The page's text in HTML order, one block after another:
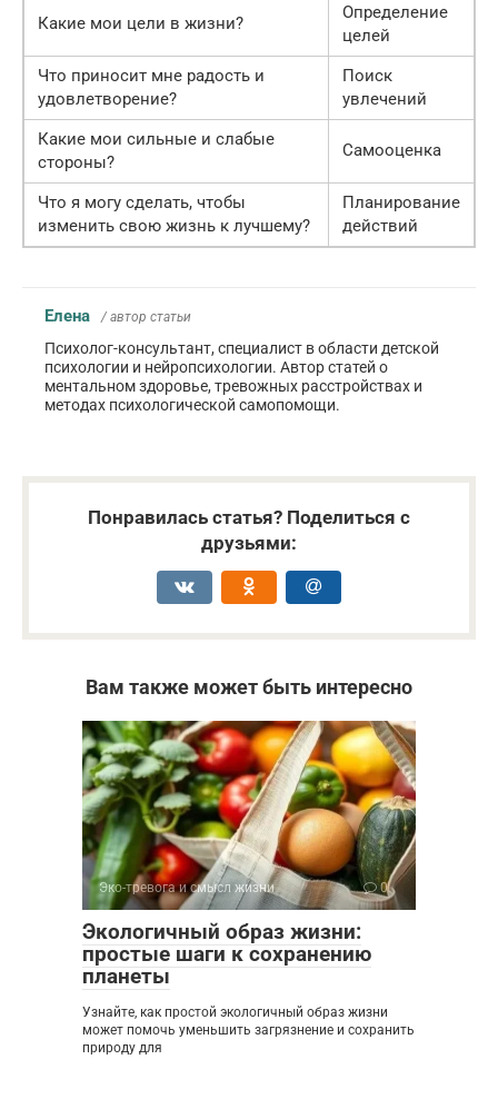
Какие мои цели в жизни?
Определение
целей
Что приносит мне радость и
удовлетворение?
Поиск
увлечений
Какие мои сильные и слабые
стороны?
Самооценка
Что я могу сделать, чтобы
изменить свою жизнь к лучшему?
Планирование
действий
Елена / автор статьи
Психолог-консультант, специалист в области детской
психологии и нейропсихологии. Автор статей о
ментальном здоровье, тревожных расстройствах и
методах психологической самопомощи.
Понравилась статья? Поделиться с
друзьями:
Вам также может быть интересно
Эко-тревога и смысл жизни 0
Экологичный образ жизни:
простые шаги к сохранению
планеты
Узнайте, как простой экологичный образ жизни
может помочь уменьшить загрязнение и сохранить
природу для